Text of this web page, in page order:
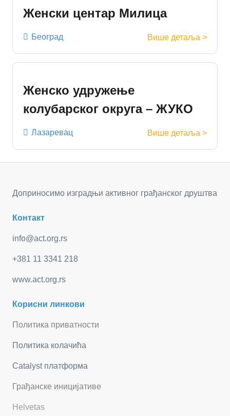
Женски центар Милица
Београд Више детаља >
Женско удружење
колубарског округа – ЖУКО
Лазаревац Више детаља >
Доприносимо изградњи активног грађанског друштва
Контакт
info@act.org.rs
+381 11 3341 218
www.act.org.rs
Корисни линкови
Политика приватности
Политика колачића
Catalyst платформа
Грађанске иницијативе
Helvetas